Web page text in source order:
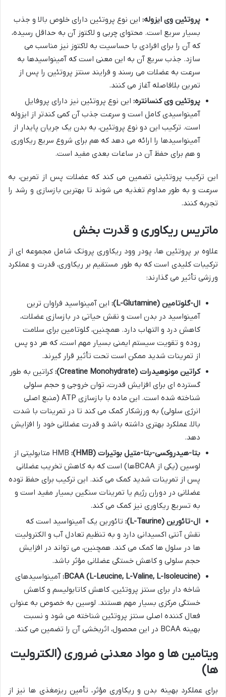
پروتئین وی ایزوله: این نوع پروتئین دارای خلوص بالا و جذب
بسیار سریع است. محتوای چربی و لاکتوز آن به حداقل رسیده،
که آن را برای افرادی با حساسیت به لاکتوز نیز مناسب می
سازد. جذب سریع آن به این معنی است که آمینواسیدها به
سرعت به عضلات می رسند و فرایند سنتز پروتئین را پس از
تمرین بلافاصله آغاز می کنند.
پروتئین وی کنسانتره: این نوع پروتئین نیز دارای پروفایل
آمینواسیدی کامل است و سرعت جذب آن کمی کندتر از ایزوله
است. ترکیب این دو نوع پروتئین، به بدن یک جریان پایدار از
آمینواسیدها را ارائه می دهد که هم برای شروع سریع ریکاوری
و هم برای حفظ آن در ساعات بعدی مفید است.
این ترکیب پروتئینی تضمین می کند که عضلات پس از تمرین، به
سرعت و به طور مداوم تغذیه می شوند تا بهترین بازسازی و رشد را
تجربه کنند.
ماتریس ریکاوری و قدرت بخش
علاوه بر پروتئین ها، پودر وود ریکاوری پروتک شامل مجموعه ای از
ترکیبات کلیدی است که به طور مستقیم بر ریکاوری، قدرت و عملکرد
ورزشی تأثیر می گذارند:
ال-گلوتامین (L-Glutamine):
این آمینواسید فراوان ترین
آمینواسید در بدن است و نقش حیاتی در بازسازی عضلات،
کاهش درد و التهاب دارد. همچنین، گلوتامین برای سلامت
روده و تقویت سیستم ایمنی بسیار مهم است، که هر دو پس
از تمرینات شدید ممکن است تحت تأثیر قرار گیرند.
کراتین مونوهیدرات (Creatine Monohydrate):
کراتین به طور
گسترده ای برای افزایش قدرت، توان خروجی و حجم سلولی
شناخته شده است. این ماده با بازسازی ATP (منبع اصلی
انرژی سلولی) به ورزشکار کمک می کند تا در تمرینات با شدت
بالا، عملکرد بهتری داشته باشد و قدرت عضلانی خود را افزایش
دهد.
بتا-هیدروکسی-بتا-متیل بوتیرات (HMB):
HMB متابولیتی از
لوسین (یکی از BCAAها) است که به کاهش تخریب عضلانی
پس از تمرینات شدید کمک می کند. این ترکیب برای حفظ توده
عضلانی در دوران رژیم یا تمرینات سنگین بسیار مفید است و
به تسریع ریکاوری نیز کمک می کند.
ال-تائورین (L-Taurine):
تائورین یک آمینواسید است که
نقش آنتی اکسیدانی دارد و به تنظیم تعادل آب و الکترولیت
ها در سلول ها کمک می کند. همچنین، می تواند در افزایش
حجم سلولی و کاهش خستگی عضلانی مؤثر باشد.
BCAA (L-Leucine, L-Valine, L-Isoleucine): آمینواسیدهای
شاخه دار برای سنتز پروتئین، کاهش کاتابولیسم و کاهش
خستگی مرکزی بسیار مهم هستند. لوسین به خصوص به عنوان
فعال کننده اصلی سنتز پروتئین شناخته می شود و نسبت
بهینه BCAA در این محصول، اثربخشی آن را تضمین می کند.
ویتامین ها و مواد معدنی ضروری (الکترولیت
ها)
برای عملکرد بهینه بدن و ریکاوری مؤثر، تأمین ریزمغذی ها نیز از